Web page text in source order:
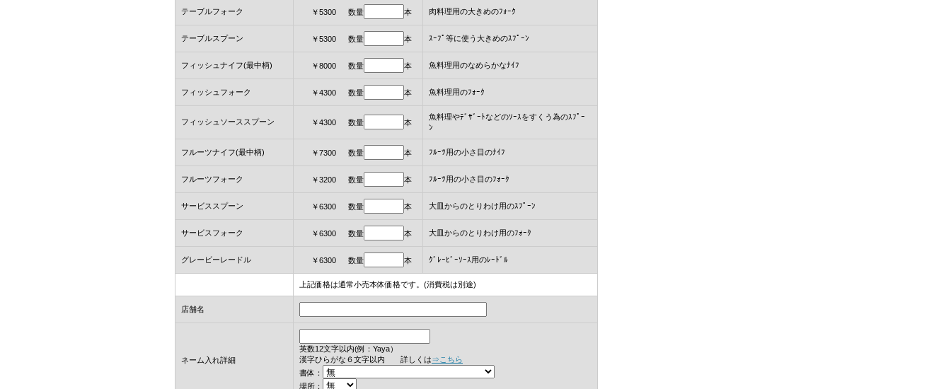
テーブルフォーク ￥5300 数量 本 肉料理用の大きめのﾌｫｰｸ
テーブルスプーン ￥5300 数量 本 ｽｰﾌﾟ等に使う大きめのｽﾌﾟｰﾝ
フィッシュナイフ(最中柄) ￥8000 数量 本 魚料理用のなめらかなﾅｲﾌ
フィッシュフォーク ￥4300 数量 本 魚料理用のﾌｫｰｸ
フィッシュソーススプーン ￥4300 数量 本
魚料理やﾃﾞｻﾞｰﾄなどのｿｰｽをすくう為のｽﾌﾟｰ
ﾝ
フルーツナイフ(最中柄) ￥7300 数量 本 ﾌﾙｰﾂ用の小さ目のﾅｲﾌ
フルーツフォーク ￥3200 数量 本 ﾌﾙｰﾂ用の小さ目のﾌｫｰｸ
サービススプーン ￥6300 数量 本 大皿からのとりわけ用のｽﾌﾟｰﾝ
サービスフォーク ￥6300 数量 本 大皿からのとりわけ用のﾌｫｰｸ
グレービーレードル ￥6300 数量 本 ｸﾞﾚｰﾋﾞｰｿｰｽ用のﾚｰﾄﾞﾙ
上記価格は通常小売本体価格です。(消費税は別途)
店舗名
ネーム入れ詳細
英数12文字以内(例：Yaya）
漢字ひらがな６文字以内 詳しくは⇒こちら
書体：
場所：